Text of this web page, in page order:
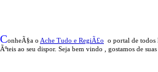
ConheÃ§a o Ache Tudo e RegiÃ£o o portal de todos
Ãºteis ao seu dispor. Seja bem vindo , gostamos de